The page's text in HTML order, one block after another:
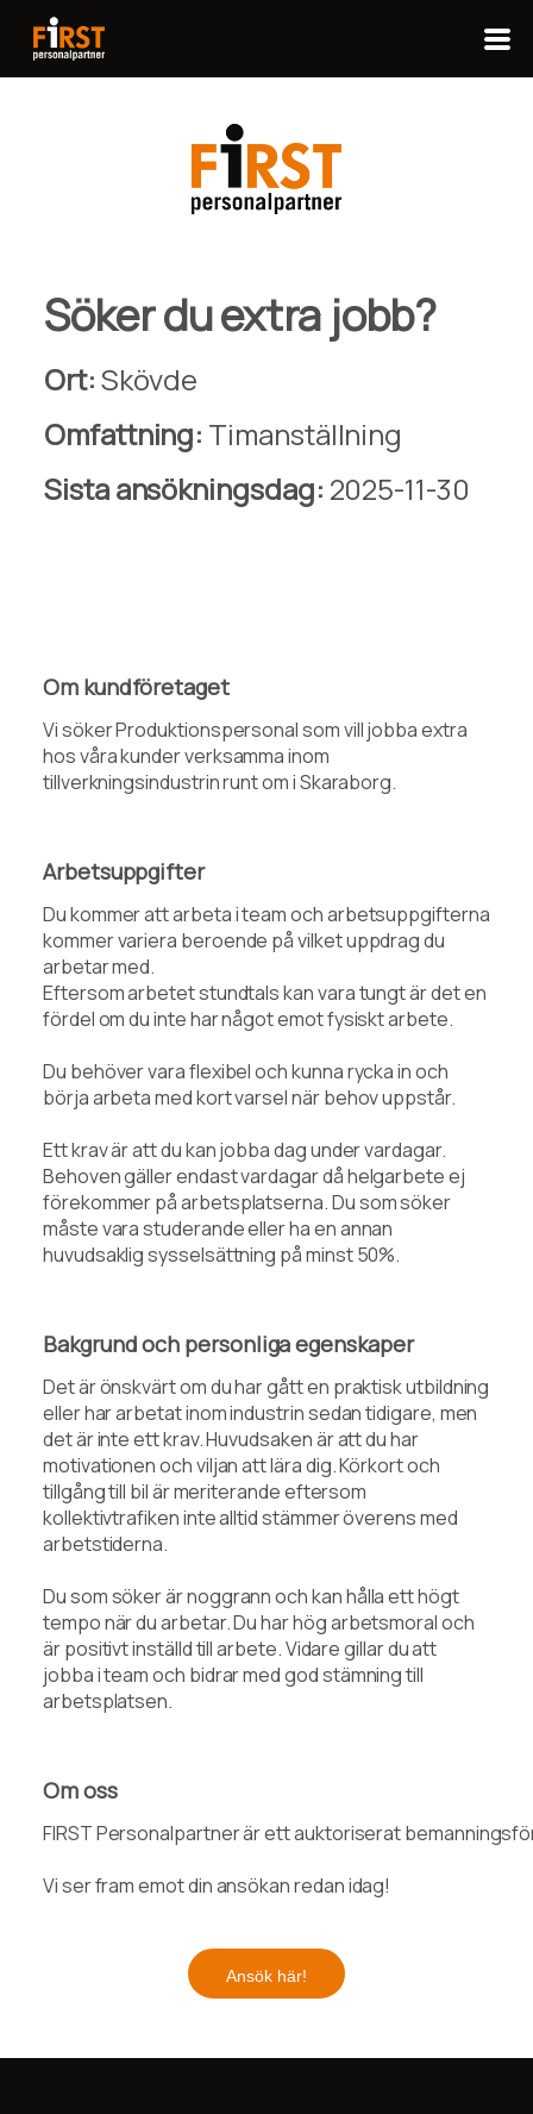
Söker du extra jobb?
Ort:Skövde
Omfattning: Timanställning
Sista ansökningsdag: 2025-11-30
Om kundföretaget
Vi söker Produktionspersonal som vill jobba extra
hos våra kunder verksamma inom
tillverkningsindustrin runt om i Skaraborg.
Arbetsuppgifter
Du kommer att arbeta i team och arbetsuppgifterna
kommer variera beroende på vilket uppdrag du
arbetar med.
Eftersom arbetet stundtals kan vara tungt är det en
fördel om du inte har något emot fysiskt arbete.
Du behöver vara flexibel och kunna rycka in och
börja arbeta med kort varsel när behov uppstår.
Ett krav är att du kan jobba dag under vardagar.
Behoven gäller endast vardagar då helgarbete ej
förekommer på arbetsplatserna. Du som söker
måste vara studerande eller ha en annan
huvudsaklig sysselsättning på minst 50%.
Bakgrund och personliga egenskaper
Det är önskvärt om du har gått en praktisk utbildning
eller har arbetat inom industrin sedan tidigare, men
det är inte ett krav. Huvudsaken är att du har
motivationen och viljan att lära dig. Körkort och
tillgång till bil är meriterande eftersom
kollektivtrafiken inte alltid stämmer överens med
arbetstiderna.
Du som söker är noggrann och kan hålla ett högt
tempo när du arbetar. Du har hög arbetsmoral och
är positivt inställd till arbete. Vidare gillar du att
jobba i team och bidrar med god stämning till
arbetsplatsen.
Om oss
FIRST Personalpartner är ett auktoriserat
Vi ser fram emot din ansökan redan idag!
Ansök här!